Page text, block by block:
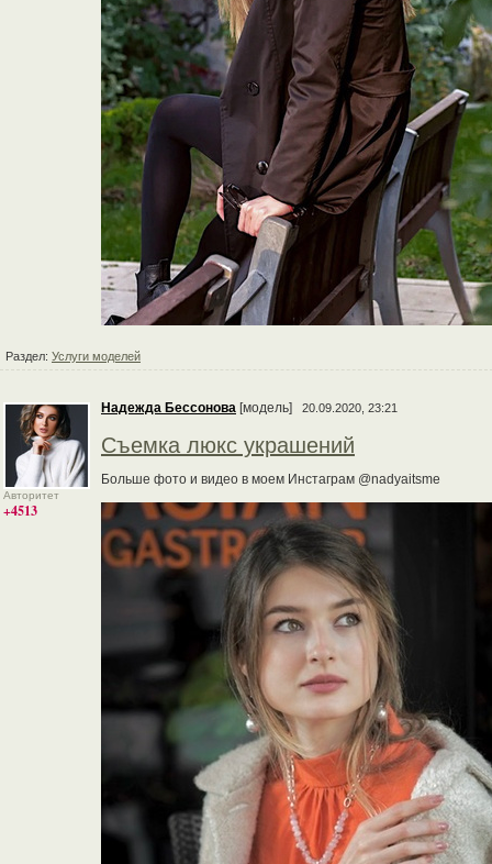
Раздел: Услуги моделей
Авторитет
+4513
Надежда Бессонова [модель] 20.09.2020, 23:21
Съемка люкс украшений
Больше фото и видео в моем Инстаграм @nadyaitsme